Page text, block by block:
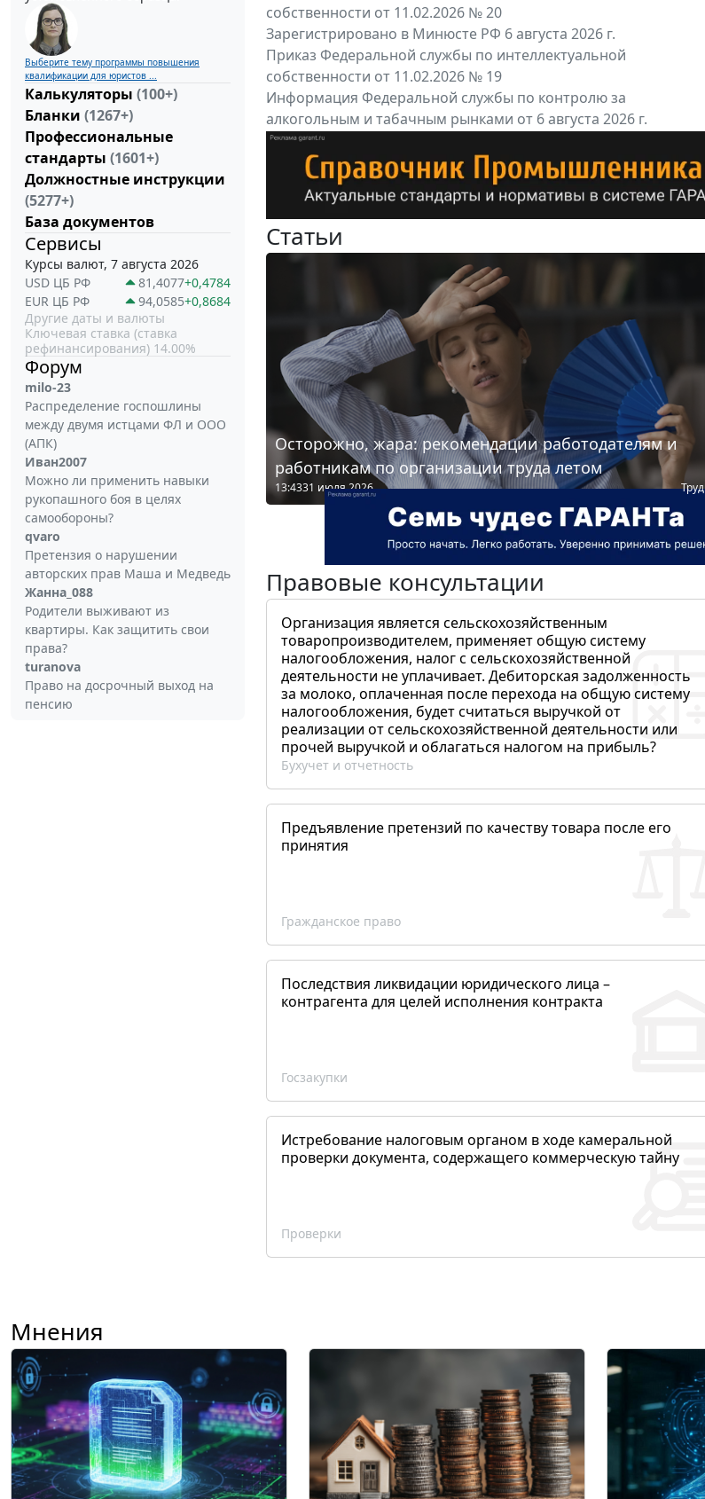
Выберите тему программы повышения
квалификации для юристов ...
Калькуляторы (100+)
Бланки (1267+)
Профессиональные
стандарты (1601+)
Должностные инструкции
(5277+)
База документов
Сервисы
Курсы валют, 7 августа 2026
USD ЦБ РФ
81,4077+0,4784
EUR ЦБ РФ
94,0585+0,8684
Другие даты и валюты
Ключевая ставка (ставка
рефинансирования) 14.00%
Форум
milo-23
Распределение госпошлины
между двумя истцами ФЛ и ООО
(АПК)
Иван2007
Можно ли применить навыки
рукопашного боя в целях
самообороны?
qvaro
Претензия о нарушении
авторских прав Маша и Медведь
Жанна_088
Родители выживают из
квартиры. Как защитить свои
права?
turanova
Право на досрочный выход на
пенсию
собственности от 11.02.2026 № 20
Зарегистрировано в Минюсте РФ 6 августа 2026 г.
Приказ Федеральной службы по интеллектуальной
собственности от 11.02.2026 № 19
Информация Федеральной службы по контролю за
алкогольным и табачным рынками от 6 августа 2026 г.
"Вниманию производителей и импортёров алкогольной...
Все федеральные документы
Статьи
Осторожно, жара: рекомендации работодателям и
работникам по организации труда летом
13:4331 июля 2026 Труд
Правовые консультации
Организация является сельскохозяйственным
товаропроизводителем, применяет общую систему
налогообложения, налог с сельскохозяйственной
деятельности не уплачивает. Дебиторская задолженность
за молоко, оплаченная после перехода на общую систему
налогообложения, будет считаться выручкой от
реализации от сельскохозяйственной деятельности или
прочей выручкой и облагаться налогом на прибыль?
Бухучет и отчетность
Предъявление претензий по качеству товара после его
принятия
Гражданское право
Последствия ликвидации юридического лица –
контрагента для целей исполнения контракта
Госзакупки
Истребование налоговым органом в ходе камеральной
проверки документа, содержащего коммерческую тайну
Проверки
Мнения